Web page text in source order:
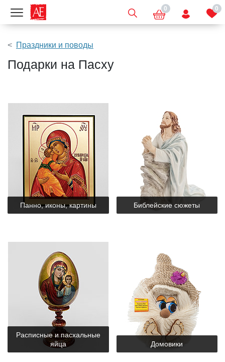
Показать меню 0 0
Праздники и поводы
Подарки на Пасху
Панно, иконы, картины Библейские сюжеты
Расписные и пасхальные
яйца
Домовики